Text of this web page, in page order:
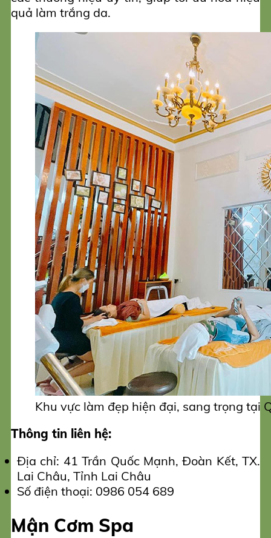
quả làm trắng da.
Khu vực làm đẹp hiện đại, sang trọng tại
Thông tin liên hệ:
Địa chỉ: 41 Trần Quốc Mạnh, Đoàn Kết, TX.
Lai Châu, Tỉnh Lai Châu
Số điện thoại: 0986 054 689
Mận Cơm Spa